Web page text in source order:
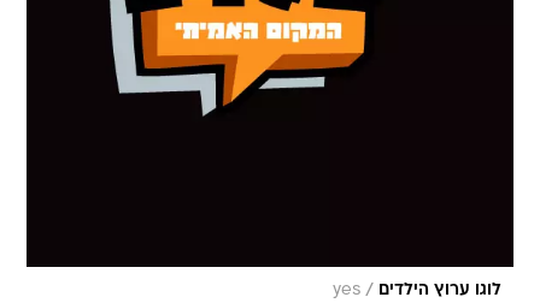
לוגו ערוץ הילדים /
yes